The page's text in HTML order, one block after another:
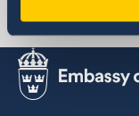
Ryssland,